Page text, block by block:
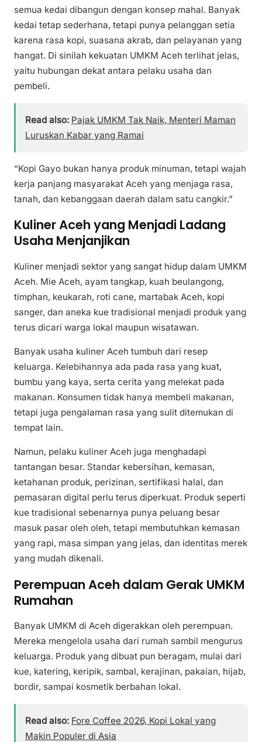
semua kedai dibangun dengan konsep mahal. Banyak
kedai tetap sederhana, tetapi punya pelanggan setia
karena rasa kopi, suasana akrab, dan pelayanan yang
hangat. Di sinilah kekuatan UMKM Aceh terlihat jelas,
yaitu hubungan dekat antara pelaku usaha dan
pembeli.
Read also: Pajak UMKM Tak Naik, Menteri Maman
Luruskan Kabar yang Ramai
“Kopi Gayo bukan hanya produk minuman, tetapi wajah
kerja panjang masyarakat Aceh yang menjaga rasa,
tanah, dan kebanggaan daerah dalam satu cangkir.”
Kuliner Aceh yang Menjadi Ladang
Usaha Menjanjikan
Kuliner menjadi sektor yang sangat hidup dalam UMKM
Aceh. Mie Aceh, ayam tangkap, kuah beulangong,
timphan, keukarah, roti cane, martabak Aceh, kopi
sanger, dan aneka kue tradisional menjadi produk yang
terus dicari warga lokal maupun wisatawan.
Banyak usaha kuliner Aceh tumbuh dari resep
keluarga. Kelebihannya ada pada rasa yang kuat,
bumbu yang kaya, serta cerita yang melekat pada
makanan. Konsumen tidak hanya membeli makanan,
tetapi juga pengalaman rasa yang sulit ditemukan di
tempat lain.
Namun, pelaku kuliner Aceh juga menghadapi
tantangan besar. Standar kebersihan, kemasan,
ketahanan produk, perizinan, sertifikasi halal, dan
pemasaran digital perlu terus diperkuat. Produk seperti
kue tradisional sebenarnya punya peluang besar
masuk pasar oleh oleh, tetapi membutuhkan kemasan
yang rapi, masa simpan yang jelas, dan identitas merek
yang mudah dikenali.
Perempuan Aceh dalam Gerak UMKM
Rumahan
Banyak UMKM di Aceh digerakkan oleh perempuan.
Mereka mengelola usaha dari rumah sambil mengurus
keluarga. Produk yang dibuat pun beragam, mulai dari
kue, katering, keripik, sambal, kerajinan, pakaian, hijab,
bordir, sampai kosmetik berbahan lokal.
Read also: Fore Coffee 2026, Kopi Lokal yang
Makin Populer di Asia